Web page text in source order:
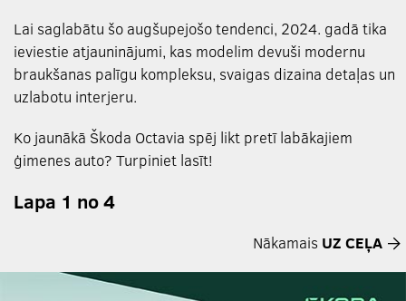
Lai saglabātu šo augšupejošo tendenci, 2024. gadā tika
ieviestie atjauninājumi, kas modelim devuši modernu
braukšanas palīgu kompleksu, svaigas dizaina detaļas un
uzlabotu interjeru.
Ko jaunākā Škoda Octavia spēj likt pretī labākajiem
ģimenes auto? Turpiniet lasīt!
Lapa 1 no 4
Nākamais UZ CEĻA